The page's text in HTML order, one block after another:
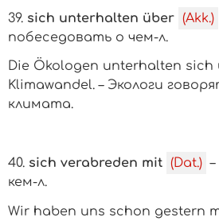
39. sich unterhalten über (Akk.)
побеседовать о чем-л.
Die Ökologen unterhalten sich
Klimawandel. – Экологи
климата.
40. sich verabreden mit (Dat.)
кем-л.
Wir haben uns schon gestern